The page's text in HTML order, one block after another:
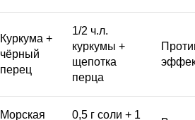
Куркума +
чёрный
перец
1/2 ч.л.
куркумы +
щепотка
перца
Морская 0,5 г соли + 1